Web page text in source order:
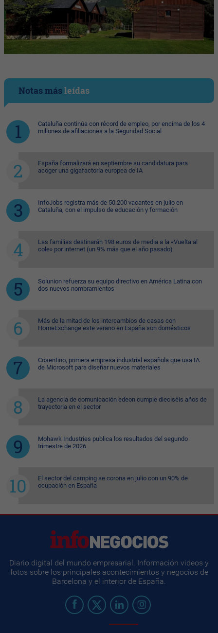
Notas másleídas
Cataluña continúa con récord de empleo, por encima de los 4
millones de afiliaciones a la Seguridad Social
España formalizará en septiembre su candidatura para
acoger una gigafactoría europea de IA
InfoJobs registra más de 50.200 vacantes en julio en
Cataluña, con el impulso de educación y formación
Las familias destinarán 198 euros de media a la «Vuelta al
cole» por internet (un 9% más que el año pasado)
Solunion refuerza su equipo directivo en América Latina con
dos nuevos nombramientos
Más de la mitad de los intercambios de casas con
HomeExchange este verano en España son domésticos
Cosentino, primera empresa industrial española que usa IA
de Microsoft para diseñar nuevos materiales
La agencia de comunicación edeon cumple dieciséis años de
trayectoria en el sector
Mohawk Industries publica los resultados del segundo
trimestre de 2026
El sector del camping se corona en julio con un 90% de
ocupación en España
Diario digital del mundo empresarial. Información videos y
fotos sobre los principales acontecimientos y negocios de
Barcelona y el interior de España.